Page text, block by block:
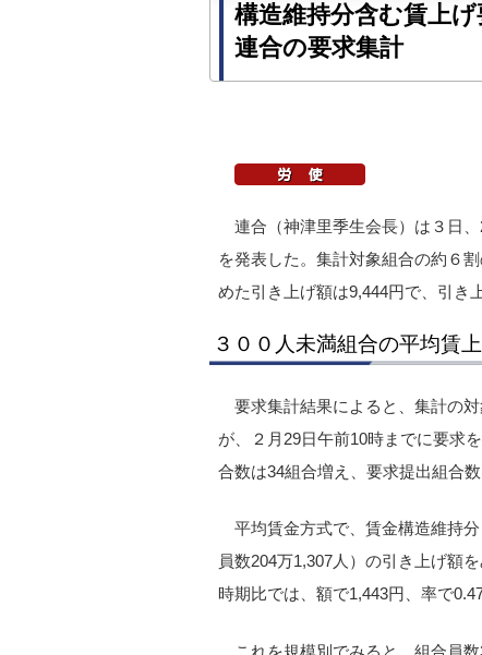
構造維持分含む賃上
連合の要求集計
連合（神津里季生会長）は３日
を発表した。集計対象組合の約６
めた引き上げ額は9,444円で、引き
３００人未満組合の平均賃
要求集計結果によると、集計の
が、２月29日午前10時までに要求
合数は34組合増え、要求提出組合
平均賃金方式で、賃金構造維持
員数204万1,307人）の引き上げ額
時期比では、額で1,443円、率で
これを規模別でみると、組合員